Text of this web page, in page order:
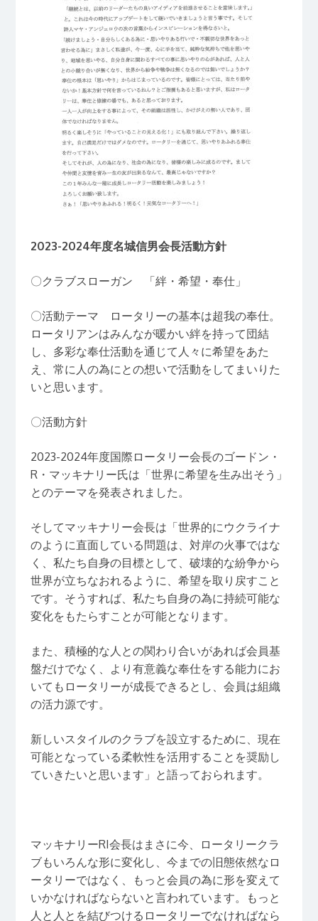
2023-2024年度名城信男会長活動方針
〇クラブスローガン 「絆・希望・奉仕」
〇活動テーマ ロータリーの基本は超我の奉仕。
ロータリアンはみんなが暖かい絆を持って団結
し、多彩な奉仕活動を通じて人々に希望をあた
え、常に人の為にとの想いで活動をしてまいりた
いと思います。
〇活動方針
2023-2024年度国際ロータリー会長のゴードン・
R・マッキナリー氏は「世界に希望を生み出そう」
とのテーマを発表されました。
そしてマッキナリー会長は「世界的にウクライナ
のように直面している問題は、対岸の火事ではな
く、私たち自身の目標として、破壊的な紛争から
世界が立ちなおれるように、希望を取り戻すこと
です。そうすれば、私たち自身の為に持続可能な
変化をもたらすことが可能となります。
また、積極的な人との関わり合いがあれば会員基
盤だけでなく、より有意義な奉仕をする能力にお
いてもロータリーが成長できるとし、会員は組織
の活力源です。
新しいスタイルのクラブを設立するために、現在
可能となっている柔軟性を活用することを奨励し
ていきたいと思います」と語っておられます。
マッキナリーRI会長はまさに今、ロータリークラ
ブもいろんな形に変化し、今までの旧態依然なロ
ータリーではなく、もっと会員の為に形を変えて
いかなければならないと言われています。もっと
人と人とを結びつけるロータリーでなければなら